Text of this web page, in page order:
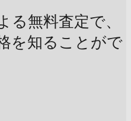
る無料査定で、
を知ることがで